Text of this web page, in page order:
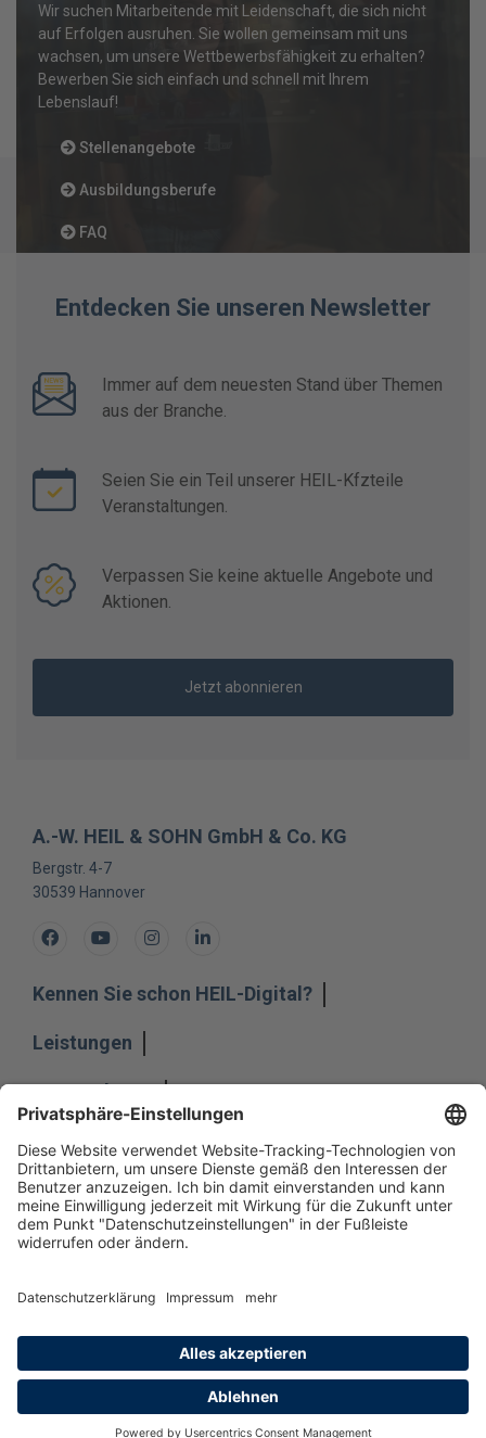
Wir suchen Mitarbeitende mit Leidenschaft, die sich nicht
auf Erfolgen ausruhen. Sie wollen gemeinsam mit uns
wachsen, um unsere Wettbewerbsfähigkeit zu erhalten?
Bewerben Sie sich einfach und schnell mit Ihrem
Lebenslauf!
Stellenangebote
Ausbildungsberufe
FAQ
Entdecken Sie unseren Newsletter
Immer auf dem neuesten Stand über Themen
aus der Branche.
Seien Sie ein Teil unserer HEIL-Kfzteile
Veranstaltungen.
Verpassen Sie keine aktuelle Angebote und
Aktionen.
Jetzt abonnieren
A.-W. HEIL & SOHN GmbH & Co. KG
Bergstr. 4-7
30539 Hannover
FacebookYoutubeInstagramLinkedIn
Kennen Sie schon HEIL-Digital?
Leistungen
Unternehmen
Impressum
Datenschutzeinstellungen
Allgemeine Geschäftsbedingungen